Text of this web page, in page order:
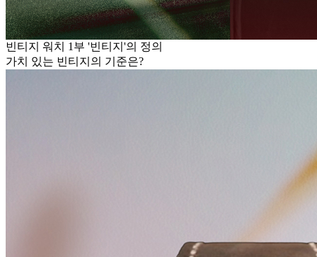
빈티지 워치 1부 '빈티지'의 정의
가치 있는 빈티지의 기준은?